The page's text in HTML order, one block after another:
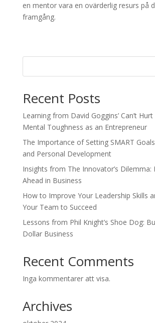
en mentor vara en ovärderlig resurs på
framgång.
Recent Posts
Learning from David Goggins’ Can’t
Mental Toughness as an Entrepreneur
The Importance of Setting SMART
and Personal Development
Insights from The Innovator’s Dilemma:
Ahead in Business
How to Improve Your Leadership Skills
Your Team to Succeed
Lessons from Phil Knight’s Shoe Dog:
Dollar Business
Recent Comments
Inga kommentarer att visa.
Archives